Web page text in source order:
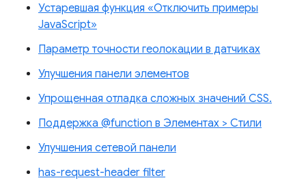
Устаревшая функция «Отключить примеры
JavaScript»
Параметр точности геолокации в датчиках
Улучшения панели элементов
Упрощенная отладка сложных значений CSS.
Поддержка @function в Элементах > Стили
Улучшения сетевой панели
has-request-header filter